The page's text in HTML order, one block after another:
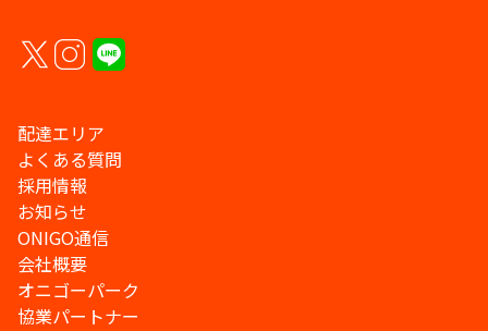
配達エリア
よくある質問
採用情報
お知らせ
ONIGO通信
会社概要
オニゴーパーク
協業パートナー